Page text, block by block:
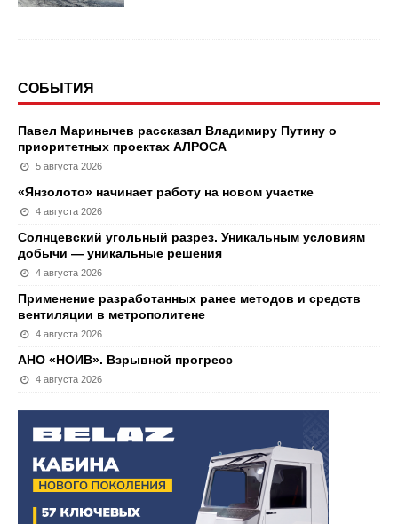
СОБЫТИЯ
Павел Маринычев рассказал Владимиру Путину о
приоритетных проектах АЛРОСА
5 августа 2026
«Янзолото» начинает работу на новом участке
4 августа 2026
Солнцевский угольный разрез. Уникальным условиям
добычи — уникальные решения
4 августа 2026
Применение разработанных ранее методов и средств
вентиляции в метрополитене
4 августа 2026
АНО «НОИВ». Взрывной прогресс
4 августа 2026